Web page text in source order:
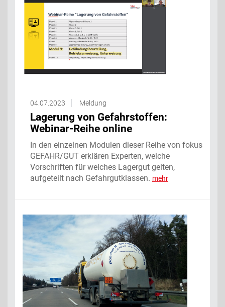
04.07.2023 Meldung
Lagerung von Gefahrstoffen:
Webinar-Reihe online
In den einzelnen Modulen dieser Reihe von fokus
GEFAHR/GUT erklären Experten, welche
Vorschriften für welches Lagergut gelten,
aufgeteilt nach Gefahrgutklassen. mehr